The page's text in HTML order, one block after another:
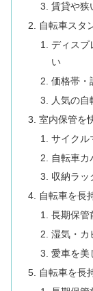
賃貸や狭
自転車スタ
ディスプ
い
価格帯・
人気の
室内保管を
サイクル
自転車カ
収納ラッ
自転車を長
長期保管
湿気・カ
愛車を美
自転車を長